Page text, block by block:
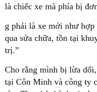
là chiếc xe mà phía bị
g phải là xe mới như
qua sửa chữa, tồn tại
trị.”
Cho rằng mình bị lừa
tại Côn Minh và công ty